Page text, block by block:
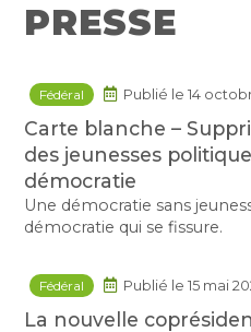
PRESSE
Fédéral Publié le 14
Carte blanche –
des jeunesses
démocratie
Une démocratie sans
démocratie qui se fissure.
Fédéral Publié le 15 mai
La nouvelle